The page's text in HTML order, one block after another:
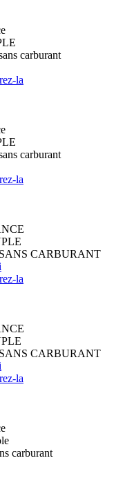
carburant
la
carburant
la
CARBURANT
la
CARBURANT
la
carburant